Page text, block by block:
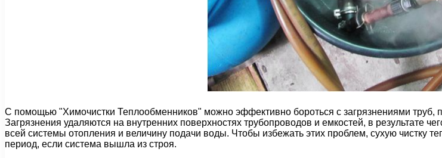
С помощью "Химочистки Теплообменников" можно эффективно бороться с загрязнениями
Загрязнения удаляются на внутренних поверхностях трубопроводов и емкостей, в результате
всей системы отопления и величину подачи воды. Чтобы избежать этих проблем, сухую чистку
период, если система вышла из строя.